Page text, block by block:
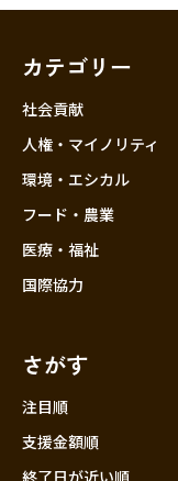
カテゴリー
社会貢献
人権・マイノリティ
環境・エシカル
フード・農業
医療・福祉
国際協力
さがす
注目順
支援金額順
終了日が近い順